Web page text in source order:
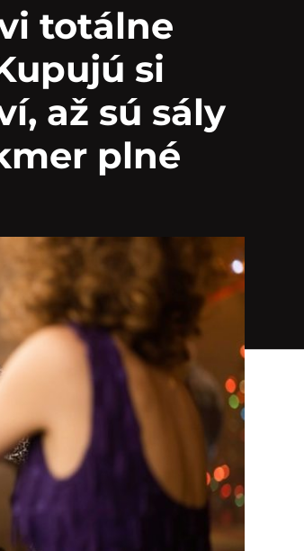
totálne
si
až sú sály
plné